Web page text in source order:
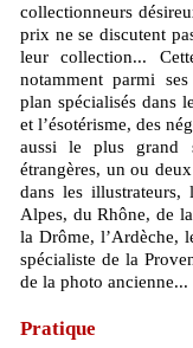
collectionneurs
prix ne se discutent
leur collection...
notamment parmi
plan spécialisés dans
et l’ésotérisme, des
aussi le plus grand
étrangères, un ou
dans les illustrateurs,
Alpes, du Rhône, de
la Drôme, l’Ardèche,
spécialiste de la
de la photo ancienne...
Pratique